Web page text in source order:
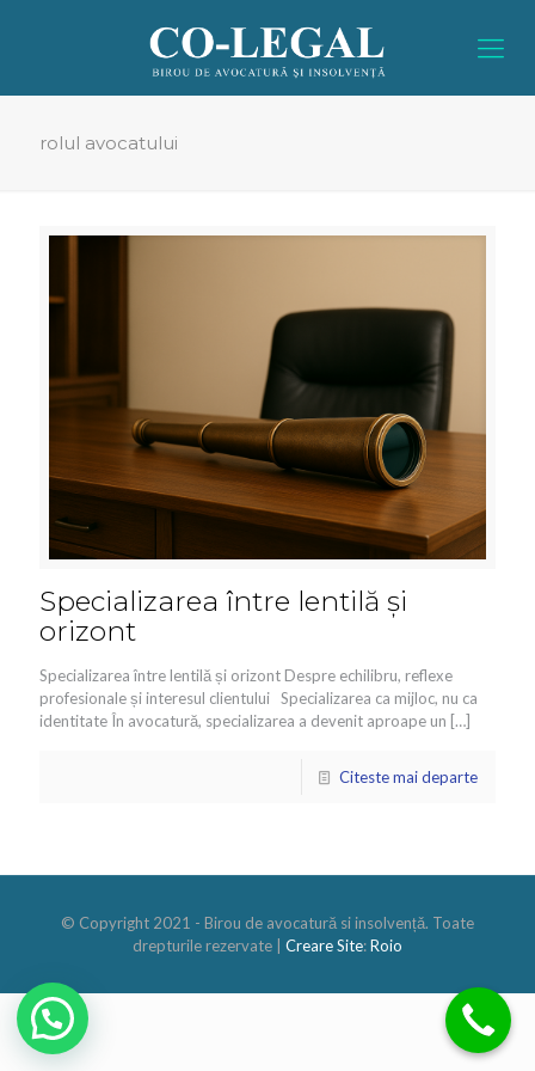
rolul avocatului
Specializarea între lentilă și
orizont
Specializarea între lentilă și orizont Despre echilibru, reflexe
profesionale și interesul clientului Specializarea ca mijloc, nu ca
identitate În avocatură, specializarea a devenit aproape un […]
Citeste mai departe
© Copyright 2021 - Birou de avocatură si insolvențǎ. Toate
drepturile rezervate | Creare Site:Roio